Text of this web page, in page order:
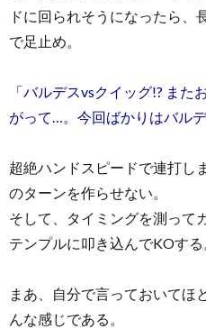
ドに回られそうになったら、
で足止め。
「バルデスvsクイッグ!? ま
がって…。今回ばかりはバル
超絶ハンドスピードで連打し
のターンを作らせない。
そして、タイミングを測って
テンプルに叩き込んでKOする
まあ、自分で言っておいてほ
んな感じである。